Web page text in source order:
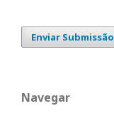
Enviar Submissão
Navegar